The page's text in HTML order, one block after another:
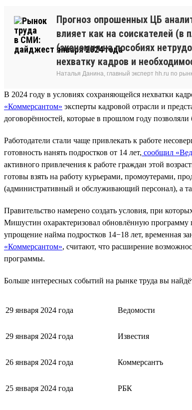
Прогноз опрошенных ЦБ
влияет как на соискателей (в
(экономия на пособиях
нехватку кадров и
Наталья Данина, главный эксперт hh.ru по
В 2024 году в условиях сохраняющейся нехватки
«Коммерсантом» эксперты кадровой отрасли и
договорённостей, которые в прошлом году
Работодатели стали чаще привлекать к работе
готовность нанять подростков от 14 лет, сообщил
активного привлечения к работе граждан этой
готовы взять на работу курьерами, промоутерами,
(административный и обслуживающий персонал), а
Правительство намерено создать условия, при
Мишустин охарактеризовал обновлённую программу
упрощение найма подростков 14−18 лет, временная
«Коммерсантом», считают, что расширение
программы.
Больше интересных событий на рынке труда вы
29 января 2024 года Ведомости
29 января 2024 года Известия
26 января 2024 года Коммерсантъ
25 января 2024 года РБК